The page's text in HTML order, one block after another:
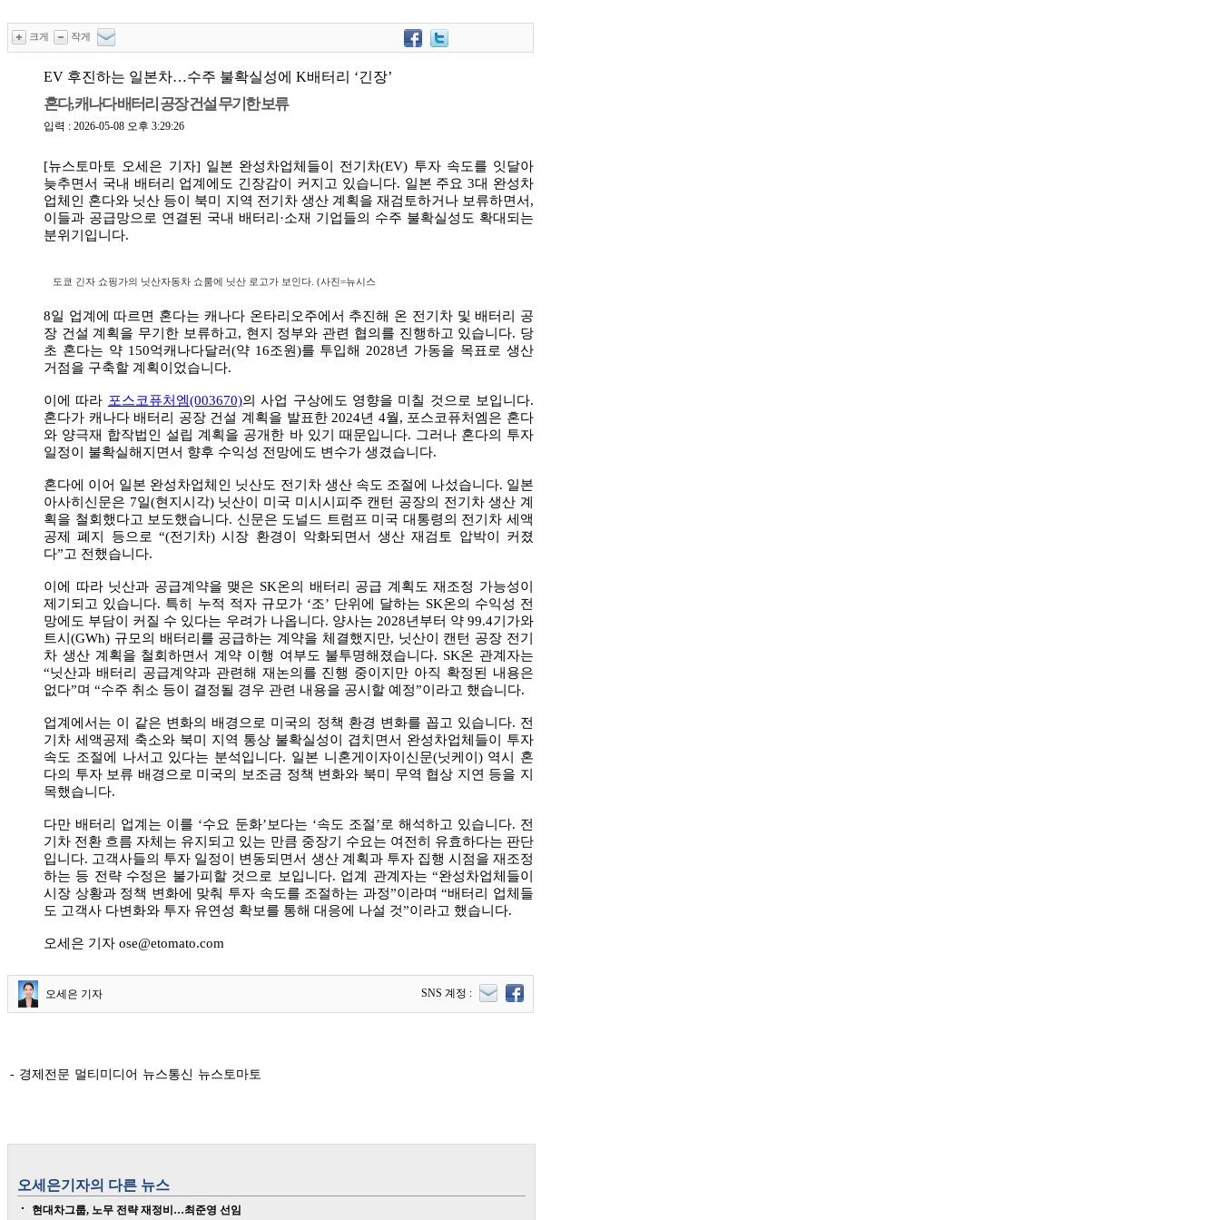
크게 작게
EV 후진하는 일본차…수주 불확실성에 K배터리 ‘긴장’
혼다, 캐나다 배터리 공장 건설 무기한 보류
입력 : 2026-05-08 오후 3:29:26
[뉴스토마토 오세은 기자] 일본 완성차업체들이 전기차(EV) 투자 속도를 잇달아
늦추면서 국내 배터리 업계에도 긴장감이 커지고 있습니다. 일본 주요 3대 완성차
업체인 혼다와 닛산 등이 북미 지역 전기차 생산 계획을 재검토하거나 보류하면서,
이들과 공급망으로 연결된 국내 배터리·소재 기업들의 수주 불확실성도 확대되는
분위기입니다.
도쿄 긴자 쇼핑가의 닛산자동차 쇼룸에 닛산 로고가 보인다. (사진=뉴시스
8일 업계에 따르면 혼다는 캐나다 온타리오주에서 추진해 온 전기차 및 배터리 공
장 건설 계획을 무기한 보류하고, 현지 정부와 관련 협의를 진행하고 있습니다. 당
초 혼다는 약 150억캐나다달러(약 16조원)를 투입해 2028년 가동을 목표로 생산
거점을 구축할 계획이었습니다.
이에 따라 포스코퓨처엠(003670)의 사업 구상에도 영향을 미칠 것으로 보입니다.
혼다가 캐나다 배터리 공장 건설 계획을 발표한 2024년 4월, 포스코퓨처엠은 혼다
와 양극재 합작법인 설립 계획을 공개한 바 있기 때문입니다. 그러나 혼다의 투자
일정이 불확실해지면서 향후 수익성 전망에도 변수가 생겼습니다.
혼다에 이어 일본 완성차업체인 닛산도 전기차 생산 속도 조절에 나섰습니다. 일본
아사히신문은 7일(현지시각) 닛산이 미국 미시시피주 캔턴 공장의 전기차 생산 계
획을 철회했다고 보도했습니다. 신문은 도널드 트럼프 미국 대통령의 전기차 세액
공제 폐지 등으로 “(전기차) 시장 환경이 악화되면서 생산 재검토 압박이 커졌
다”고 전했습니다.
이에 따라 닛산과 공급계약을 맺은 SK온의 배터리 공급 계획도 재조정 가능성이
제기되고 있습니다. 특히 누적 적자 규모가 ‘조’ 단위에 달하는 SK온의 수익성 전
망에도 부담이 커질 수 있다는 우려가 나옵니다. 양사는 2028년부터 약 99.4기가와
트시(GWh) 규모의 배터리를 공급하는 계약을 체결했지만, 닛산이 캔턴 공장 전기
차 생산 계획을 철회하면서 계약 이행 여부도 불투명해졌습니다. SK온 관계자는
“닛산과 배터리 공급계약과 관련해 재논의를 진행 중이지만 아직 확정된 내용은
없다”며 “수주 취소 등이 결정될 경우 관련 내용을 공시할 예정”이라고 했습니다.
업계에서는 이 같은 변화의 배경으로 미국의 정책 환경 변화를 꼽고 있습니다. 전
기차 세액공제 축소와 북미 지역 통상 불확실성이 겹치면서 완성차업체들이 투자
속도 조절에 나서고 있다는 분석입니다. 일본 니혼게이자이신문(닛케이) 역시 혼
다의 투자 보류 배경으로 미국의 보조금 정책 변화와 북미 무역 협상 지연 등을 지
목했습니다.
다만 배터리 업계는 이를 ‘수요 둔화’보다는 ‘속도 조절’로 해석하고 있습니다. 전
기차 전환 흐름 자체는 유지되고 있는 만큼 중장기 수요는 여전히 유효하다는 판단
입니다. 고객사들의 투자 일정이 변동되면서 생산 계획과 투자 집행 시점을 재조정
하는 등 전략 수정은 불가피할 것으로 보입니다. 업계 관계자는 “완성차업체들이
시장 상황과 정책 변화에 맞춰 투자 속도를 조절하는 과정”이라며 “배터리 업체들
도 고객사 다변화와 투자 유연성 확보를 통해 대응에 나설 것”이라고 했습니다.
오세은 기자 ose@etomato.com
오세은 기자 SNS 계정 :
- 경제전문 멀티미디어 뉴스통신 뉴스토마토
오세은기자의 다른 뉴스
현대차그룹, 노무 전략 재정비…최준영 선임